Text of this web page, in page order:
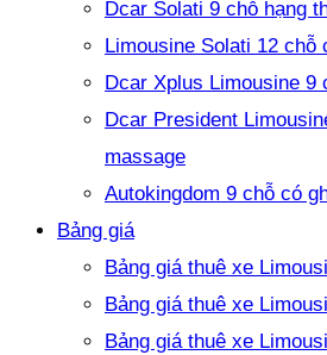
Dcar Solati 9 chỗ hạng
Limousine Solati 12 chỗ
Dcar Xplus Limousine 9
Dcar President
massage
Autokingdom 9 chỗ có
Bảng giá
Bảng giá thuê xe
Bảng giá thuê xe
Bảng giá thuê xe